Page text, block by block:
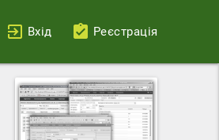
Вхід Реєстрація